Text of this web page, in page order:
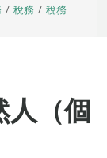
稅務
稅務
人（個